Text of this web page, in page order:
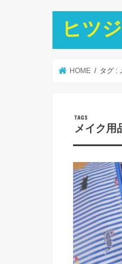
ヒツ
HOME タグ :
メイク用